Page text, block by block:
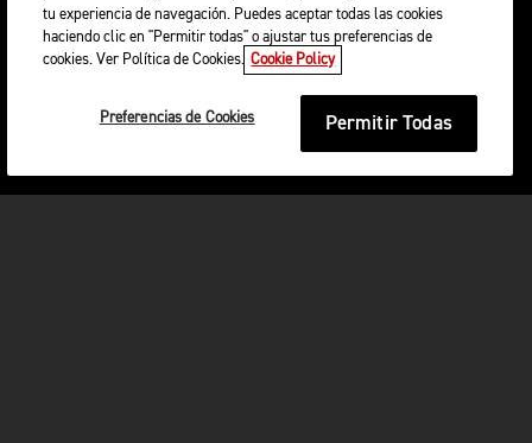
tu experiencia de navegación. Puedes aceptar todas las cookies
haciendo clic en "Permitir todas" o ajustar tus preferencias de
cookies. Ver Política de Cookies. Cookie Policy
Preferencias de Cookies Permitir Todas